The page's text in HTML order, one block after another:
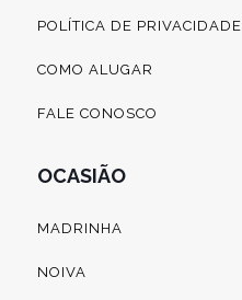
POLÍTICA DE PRIVACIDADE
COMO ALUGAR
FALE CONOSCO
OCASIÃO
MADRINHA
NOIVA